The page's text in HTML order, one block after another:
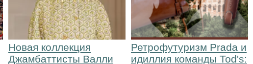
Новая коллекция
Джамбаттисты Валли
Ретрофутуризм Prada и
идиллия команды Tod's: